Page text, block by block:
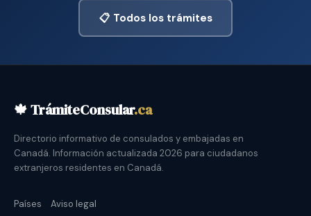
📋 Todos los trámites
🍁 TrámiteConsular.ca
Directorio informativo de consulados y embajadas en
Canadá. Información actualizada 2026 para ciudadanos
extranjeros residentes en Canadá.
Países Aviso legal